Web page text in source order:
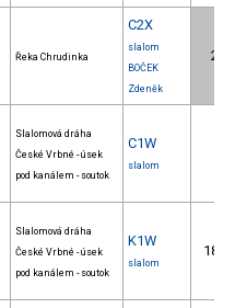
Řeka Chrudinka
C2X
slalom
BOČEK
Zdeněk
2.
Slalomová dráha
České Vrbné - úsek
pod kanálem - soutok
C1W
slalom
Slalomová dráha
České Vrbné - úsek
pod kanálem - soutok
K1W
slalom
18.